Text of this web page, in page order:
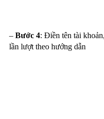
– Bước 4: Điền tên tài
lần lượt theo hướng dẫn